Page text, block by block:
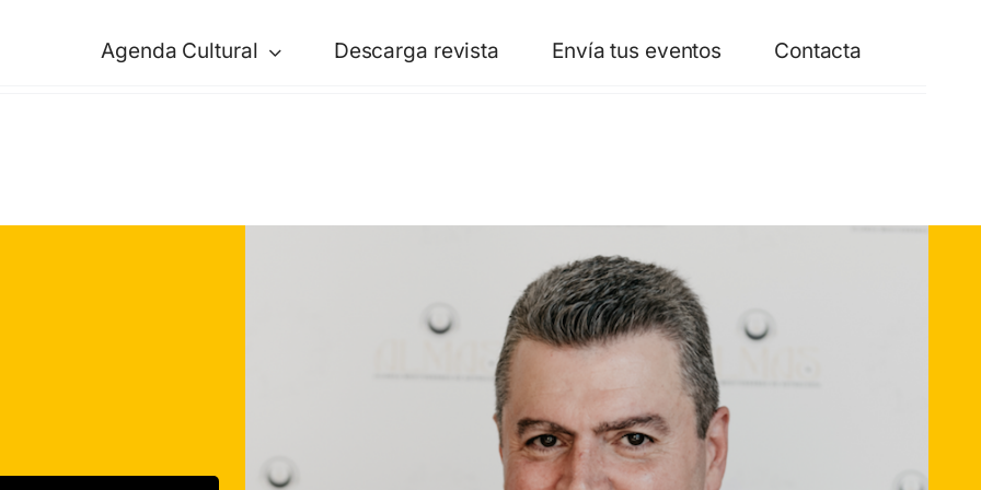
Agenda Cultural Descarga revista Envía tus eventos Contacta